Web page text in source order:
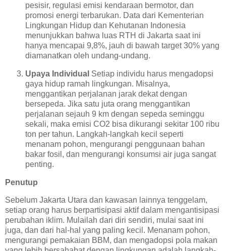
pesisir, regulasi emisi kendaraan bermotor, dan
promosi energi terbarukan. Data dari Kementerian
Lingkungan Hidup dan Kehutanan Indonesia
menunjukkan bahwa luas RTH di Jakarta saat ini
hanya mencapai 9,8%, jauh di bawah target 30% yang
diamanatkan oleh undang-undang.
Upaya Individual Setiap individu harus mengadopsi
gaya hidup ramah lingkungan. Misalnya,
menggantikan perjalanan jarak dekat dengan
bersepeda. Jika satu juta orang menggantikan
perjalanan sejauh 9 km dengan sepeda seminggu
sekali, maka emisi CO2 bisa dikurangi sekitar 100 ribu
ton per tahun. Langkah-langkah kecil seperti
menanam pohon, mengurangi penggunaan bahan
bakar fosil, dan mengurangi konsumsi air juga sangat
penting.
Penutup
Sebelum Jakarta Utara dan kawasan lainnya tenggelam,
setiap orang harus berpartisipasi aktif dalam mengantisipasi
perubahan iklim. Mulailah dari diri sendiri, mulai saat ini
juga, dan dari hal-hal yang paling kecil. Menanam pohon,
mengurangi pemakaian BBM, dan mengadopsi pola makan